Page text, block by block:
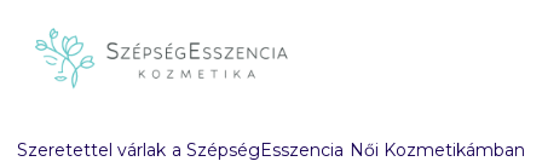
Szeretettel várlak a SzépségEsszencia Női Kozmetikámban